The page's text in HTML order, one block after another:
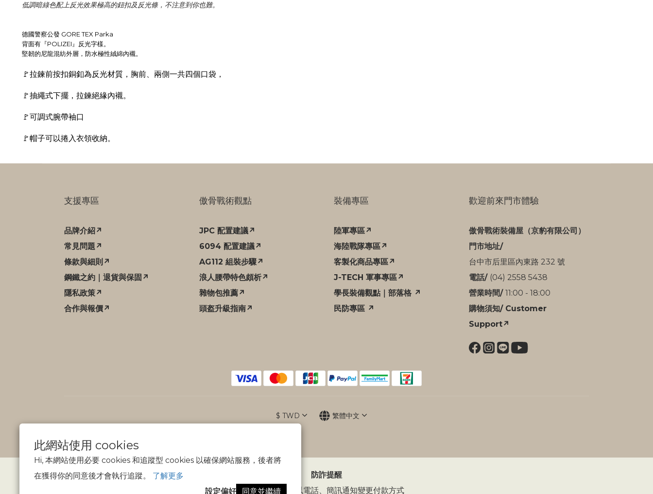
此網站使用 cookies
Hi, 本網站使用必要 cookies 和追蹤型 cookies 以確保網站服務，後者將
在獲得你的同意後才會執行追蹤。 了解更多
設定偏好
同意並繼續
低調暗綠色配上反光效果極高的鈕扣及反光條，不注意到你也難。
德國警察公發 GORE TEX Parka
背面有『POLIZEI』反光字樣。
堅韌的尼龍混紡外層，防水極性絨綿內襯。
🚩拉鍊前按扣銅釦為反光材質，胸前、兩側一共四個口袋，
🚩抽繩式下擺， 拉鍊絕緣內襯。
🚩可調式腕帶袖口
🚩帽子可以捲入衣領收納。
支援專區
品牌介紹↗
常見問題↗
條款與細則↗
鋼鐵之約｜退貨與保固↗
隱私政策↗
合作與報價↗
傲骨戰術觀點
JPC 配置建議↗
6094 配置建議↗
AG112 組裝步驟↗
浪人腰帶特色頗析↗
雜物包推薦↗
頭盔升級指南↗
裝備專區
陸軍專區↗
海陸戰隊專區↗
客製化商品專區↗
J-TECH 軍事專區↗
學長裝備觀點｜部落格 ↗
民防專區 ↗
歡迎前來門市體驗
傲骨戰術裝備屋（京豹有限公司）
門市地址/
台中市后里區內東路 232 號
電話/ (04) 2558 5438
營業時間/ 11:00 - 18:00
購物須知/ Customer
Support↗
$ TWD 繁體中文
防詐提醒
傲骨裝備不會以電話、簡訊通知變更付款方式